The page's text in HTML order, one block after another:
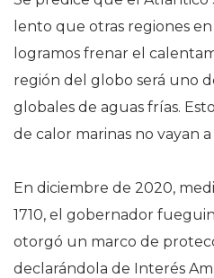
lento que otras regiones
logramos frenar el
región del globo será uno
globales de aguas frías.
de calor marinas no vayan
En diciembre de 2020,
1710, el gobernador
otorgó un marco de
declarándola de Interés